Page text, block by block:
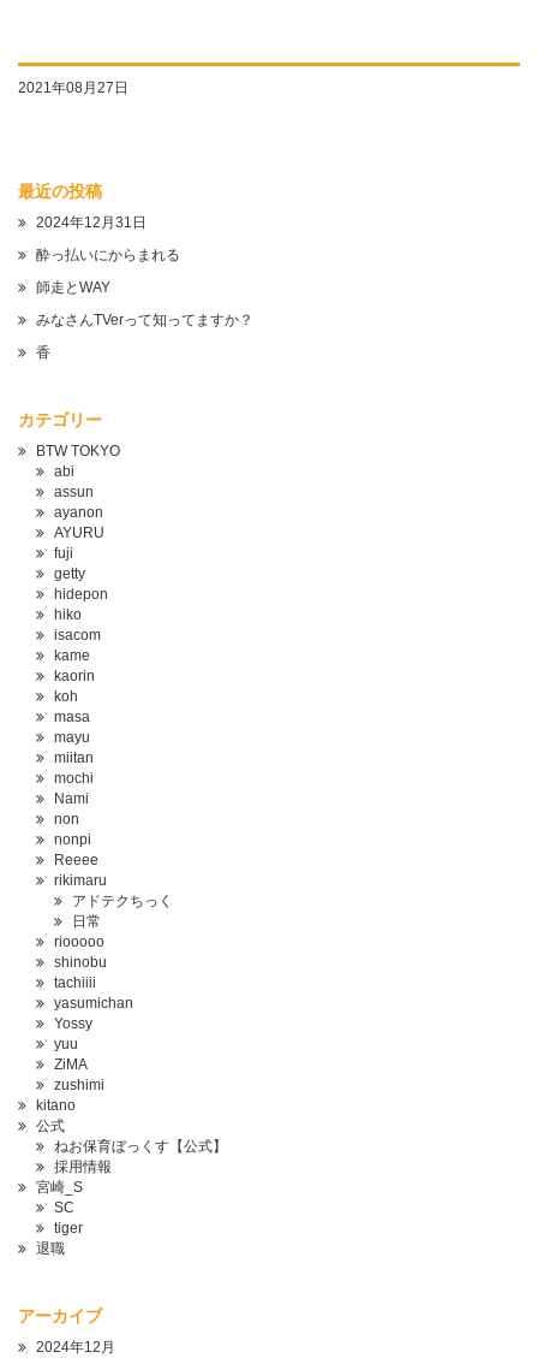
2021年08月27日
最近の投稿
2024年12月31日
酔っ払いにからまれる
師走とWAY
みなさんTVerって知ってますか？
香
カテゴリー
BTW TOKYO
abi
assun
ayanon
AYURU
fuji
getty
hidepon
hiko
isacom
kame
kaorin
koh
masa
mayu
miitan
mochi
Nami
non
nonpi
Reeee
rikimaru
アドテクちっく
日常
riooooo
shinobu
tachiiii
yasumichan
Yossy
yuu
ZiMA
zushimi
kitano
公式
ねお保育ぼっくす【公式】
採用情報
宮崎_S
SC
tiger
退職
アーカイブ
2024年12月